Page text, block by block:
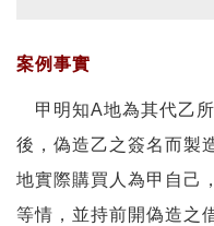
案例事實
甲明知A地為其代乙
後，偽造乙之簽名而製
地實際購買人為甲自己
等情，並持前開偽造之